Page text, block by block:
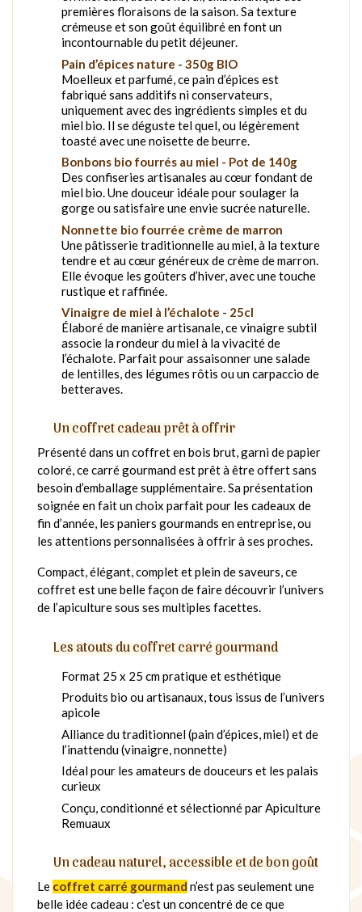
premières floraisons de la saison. Sa texture
crémeuse et son goût équilibré en font un
incontournable du petit déjeuner.
Pain d’épices nature - 350g BIO
Moelleux et parfumé, ce pain d’épices est
fabriqué sans additifs ni conservateurs,
uniquement avec des ingrédients simples et du
miel bio. Il se déguste tel quel, ou légèrement
toasté avec une noisette de beurre.
Bonbons bio fourrés au miel - Pot de 140g
Des confiseries artisanales au cœur fondant de
miel bio. Une douceur idéale pour soulager la
gorge ou satisfaire une envie sucrée naturelle.
Nonnette bio fourrée crème de marron
Une pâtisserie traditionnelle au miel, à la texture
tendre et au cœur généreux de crème de marron.
Elle évoque les goûters d’hiver, avec une touche
rustique et raffinée.
Vinaigre de miel à l’échalote - 25cl
Élaboré de manière artisanale, ce vinaigre subtil
associe la rondeur du miel à la vivacité de
l’échalote. Parfait pour assaisonner une salade
de lentilles, des légumes rôtis ou un carpaccio de
betteraves.
Un coffret cadeau prêt à offrir
Présenté dans un coffret en bois brut, garni de papier
coloré, ce carré gourmand est prêt à être offert sans
besoin d’emballage supplémentaire. Sa présentation
soignée en fait un choix parfait pour les cadeaux de
fin d’année, les paniers gourmands en entreprise, ou
les attentions personnalisées à offrir à ses proches.
Compact, élégant, complet et plein de saveurs, ce
coffret est une belle façon de faire découvrir l’univers
de l’apiculture sous ses multiples facettes.
Les atouts du coffret carré gourmand
Format 25 x 25 cm pratique et esthétique
Produits bio ou artisanaux, tous issus de l’univers
apicole
Alliance du traditionnel (pain d’épices, miel) et de
l’inattendu (vinaigre, nonnette)
Idéal pour les amateurs de douceurs et les palais
curieux
Conçu, conditionné et sélectionné par Apiculture
Remuaux
Un cadeau naturel, accessible et de bon goût
Le coffret carré gourmand n’est pas seulement une
belle idée cadeau : c’est un concentré de ce que